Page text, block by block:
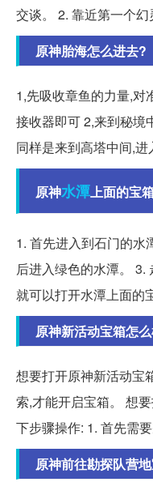
交谈。 2. 靠近第一个幻
原神胎海怎么进去?
1,先吸收章鱼的力量,对
接收器即可 2,来到秘境
同样是来到高塔中间,进
原神水潭上面的宝
1. 首先进入到石门的水
后进入绿色的水潭。 3.
就可以打开水潭上面的
原神新活动宝箱怎
想要打开原神新活动宝
索,才能开启宝箱。 想
下步骤操作: 1. 首先需
原神前往勘探队营